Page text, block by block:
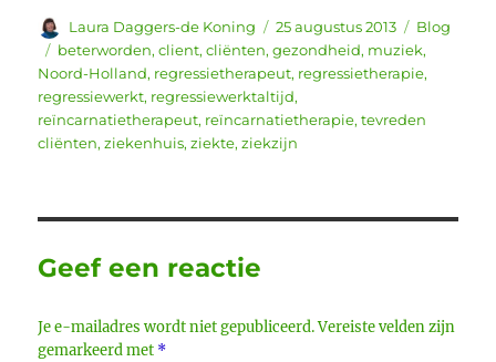
Auteur
Laura Daggers-de Koning
Geplaatst
op
25 augustus 2013
Blog
Tags
beterworden,client,cliënten,gezondheid, muziek,
Noord-Holland, regressietherapeut, regressietherapie,
regressiewerkt, regressiewerktaltijd,
reïncarnatietherapeut, reïncarnatietherapie,tevreden
cliënten,ziekenhuis,ziekte,ziekzijn
Geef een reactie
Je e-mailadres wordt niet gepubliceerd. Vereiste velden zijn
gemarkeerd met *